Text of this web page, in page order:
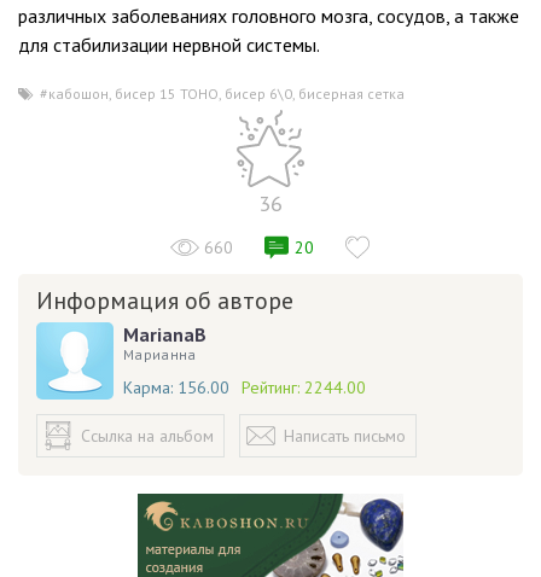
различных заболеваниях головного мозга, сосудов, а также
для стабилизации нервной системы.
#кабошон бисер 15 TOHO бисер 6\0 бисерная сетка
36
660 20
Информация об авторе
MarianaB
Марианна
Карма: 156.00 Рейтинг: 2244.00
Ссылка на альбом Написать письмо